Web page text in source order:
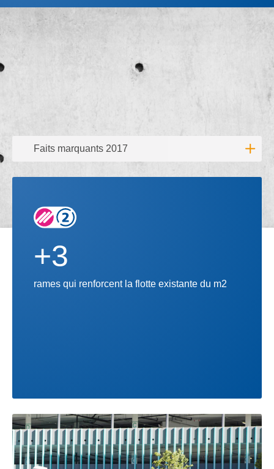
Faits marquants 2017
Lire
+3
rames qui renforcent la flotte existante du m2